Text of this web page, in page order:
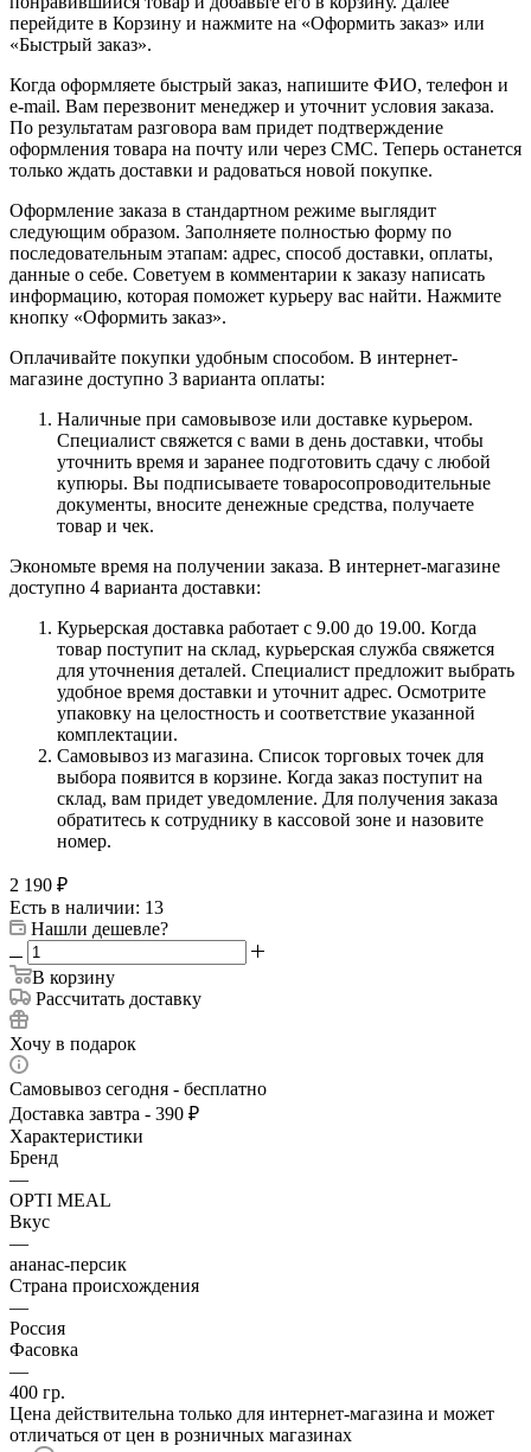
перейдите в Корзину и нажмите на «Оформить заказ» или
«Быстрый заказ».
Когда оформляете быстрый заказ, напишите ФИО, телефон и
e-mail. Вам перезвонит менеджер и уточнит условия заказа.
По результатам разговора вам придет подтверждение
оформления товара на почту или через СМС. Теперь останется
только ждать доставки и радоваться новой покупке.
Оформление заказа в стандартном режиме выглядит
следующим образом. Заполняете полностью форму по
последовательным этапам: адрес, способ доставки, оплаты,
данные о себе. Советуем в комментарии к заказу написать
информацию, которая поможет курьеру вас найти. Нажмите
кнопку «Оформить заказ».
Оплачивайте покупки удобным способом. В интернет-
магазине доступно 3 варианта оплаты:
Наличные при самовывозе или доставке курьером.
Специалист свяжется с вами в день доставки, чтобы
уточнить время и заранее подготовить сдачу с любой
купюры. Вы подписываете товаросопроводительные
документы, вносите денежные средства, получаете
товар и чек.
Экономьте время на получении заказа. В интернет-магазине
доступно 4 варианта доставки:
Курьерская доставка работает с 9.00 до 19.00. Когда
товар поступит на склад, курьерская служба свяжется
для уточнения деталей. Специалист предложит выбрать
удобное время доставки и уточнит адрес. Осмотрите
упаковку на целостность и соответствие указанной
комплектации.
Самовывоз из магазина. Список торговых точек для
выбора появится в корзине. Когда заказ поступит на
склад, вам придет уведомление. Для получения заказа
обратитесь к сотруднику в кассовой зоне и назовите
номер.
2 190 ₽
Есть в наличии: 13
Нашли дешевле?
В корзину
Рассчитать доставку
Хочу в подарок
Самовывоз сегодня - бесплатно
Доставка завтра - 390 ₽
Характеристики
Бренд
—
OPTI MEAL
Вкус
—
ананас-персик
Страна происхождения
—
Россия
Фасовка
—
400 гр.
Цена действительна только для интернет-магазина и может
отличаться от цен в розничных магазинах